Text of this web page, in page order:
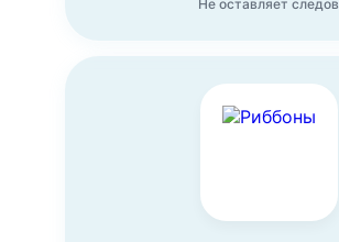
Не оставляет следов